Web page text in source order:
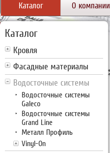
Каталог О компании
Каталог
Кровля
Фасадные материалы
Водосточные системы
Водосточные системы
Galeco
Водосточные системы
Grand Line
Металл Профиль
Vinyl-On